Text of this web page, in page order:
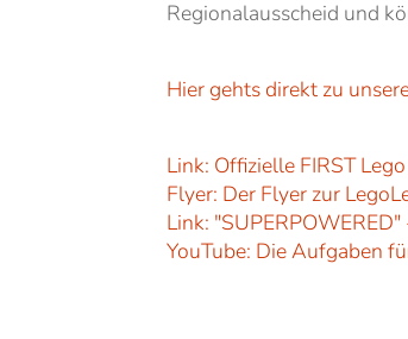
Regionalausscheid und
Hier gehts direkt zu
Link: Offizielle FIRST
Flyer: Der Flyer zur
Link:
YouTube: Die Aufgaben